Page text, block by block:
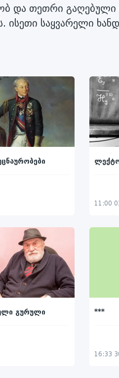
და თეთრი გაღებული
ისეთი საყვარელი
11:00
გურული ***
16:33